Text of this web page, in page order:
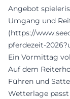
Angebot
Umgang und
(https://
pferdezeit-
Ein Vormittag
Auf dem
Führen und
Wetterlage